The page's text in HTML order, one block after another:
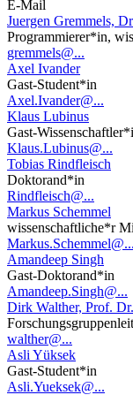
E-Mail
Juergen Gremmels,
Programmierer*in,
gremmels@...
Axel Ivander
Gast-Student*in
Axel.Ivander@...
Klaus Lubinus
Gast-
Klaus.Lubinus@...
Tobias Rindfleisch
Doktorand*in
Rindfleisch@...
Markus Schemmel
wissenschaftliche*r
Markus.Schemmel@...
Amandeep Singh
Gast-Doktorand*in
Amandeep.Singh@...
Dirk Walther, Prof. Dr.
walther@...
Asli Yüksek
Gast-Student*in
Asli.Yueksek@...